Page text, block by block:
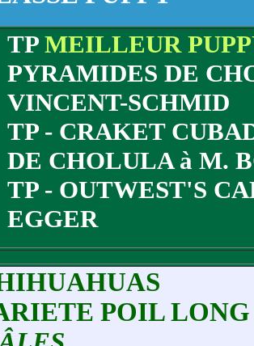
TP MEILLEUR
PYRAMIDES DE
VINCENT-SCHMID
TP - CRAKET
DE CHOLULA à M.
TP - OUTWEST'S
EGGER
POIL LONG